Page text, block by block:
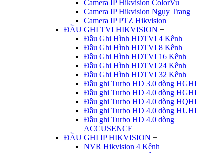
Camera IP Hikvision ColorVu
Camera IP Hikvision Ngụy Trang
Camera IP PTZ Hikvision
ĐẦU GHI TVI HIKVISION +
Đầu Ghi Hình HDTVI 4 Kênh
Đầu Ghi Hình HDTVI 8 Kênh
Đầu Ghi Hình HDTVI 16 Kênh
Đầu Ghi Hình HDTVI 24 Kênh
Đầu Ghi Hình HDTVI 32 Kênh
Đầu ghi Turbo HD 3.0 dòng HGHI
Đầu ghi Turbo HD 4.0 dòng HGHI
Đầu ghi Turbo HD 4.0 dòng HQHI
Đầu ghi Turbo HD 4.0 dòng HUHI
Đầu ghi Turbo HD 4.0 dòng
ACCUSENCE
ĐẦU GHI IP HIKVISION +
NVR Hikvision 4 Kênh